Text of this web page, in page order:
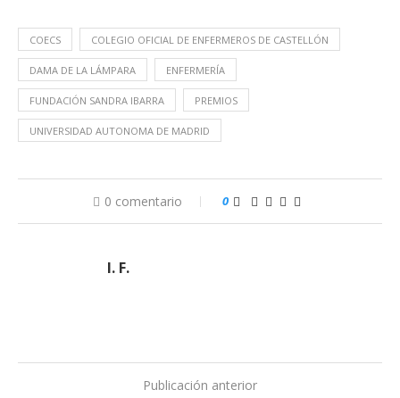
COECS COLEGIO OFICIAL DE ENFERMEROS DE CASTELLÓN
DAMA DE LA LÁMPARA ENFERMERÍA
FUNDACIÓN SANDRA IBARRA PREMIOS
UNIVERSIDAD AUTONOMA DE MADRID
0 comentario 0
I. F.
Publicación anterior